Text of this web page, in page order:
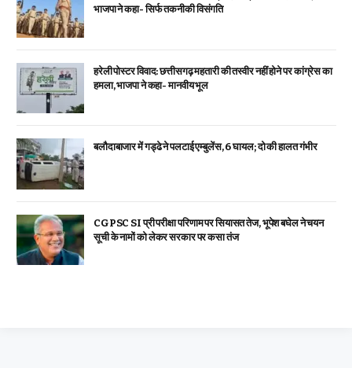
भाजपा ने कहा- सिर्फ तकनीकी विसंगति
हरेली पोस्टर विवाद: छत्तीसगढ़ महतारी की तस्वीर नहीं होने पर कांग्रेस का
हमला, भाजपा ने कहा- मानवीय भूल
बलौदाबाजार में गड्ढे ने पलटाई एम्बुलेंस, 6 घायल; दो की हालत गंभीर
CGPSC SI प्री परीक्षा परिणाम पर सियासत तेज, भूपेश बघेल ने चयन
सूची के नामों को लेकर सरकार पर कसा तंज